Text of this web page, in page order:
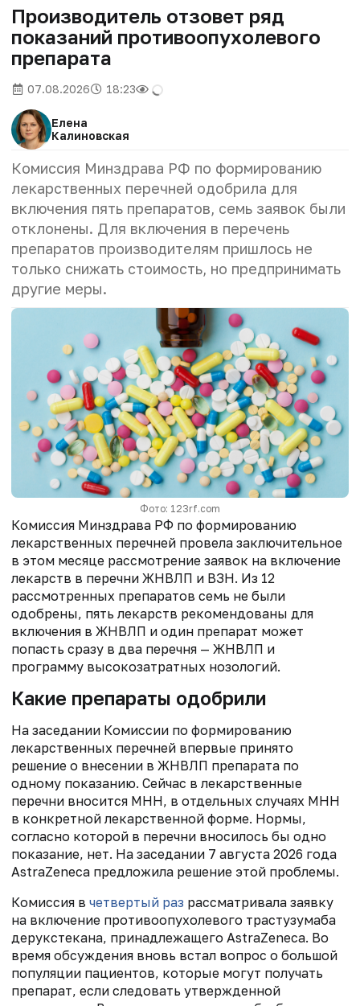
Производитель отзовет ряд
показаний противоопухолевого
препарата
07.08.2026 18:23
Елена
Калиновская
Комиссия Минздрава РФ по формированию
лекарственных перечней одобрила для
включения пять препаратов, семь заявок были
отклонены. Для включения в перечень
препаратов производителям пришлось не
только снижать стоимость, но предпринимать
другие меры.
Фото: 123rf.com
Комиссия Минздрава РФ по формированию
лекарственных перечней провела заключительное
в этом месяце рассмотрение заявок на включение
лекарств в перечни ЖНВЛП и ВЗН. Из 12
рассмотренных препаратов семь не были
одобрены, пять лекарств рекомендованы для
включения в ЖНВЛП и один препарат может
попасть сразу в два перечня — ЖНВЛП и
программу высокозатратных нозологий.
Какие препараты одобрили
На заседании Комиссии по формированию
лекарственных перечней впервые принято
решение о внесении в ЖНВЛП препарата по
одному показанию. Сейчас в лекарственные
перечни вносится МНН, в отдельных случаях МНН
в конкретной лекарственной форме. Нормы,
согласно которой в перечни вносилось бы одно
показание, нет. На заседании 7 августа 2026 года
AstraZeneca предложила решение этой проблемы.
Комиссия в четвертый раз рассматривала заявку
на включение противоопухолевого трастузумаба
дерукстекана, принадлежащего AstraZeneca. Во
время обсуждения вновь встал вопрос о большой
популяции пациентов, которые могут получать
препарат, если следовать утвержденной